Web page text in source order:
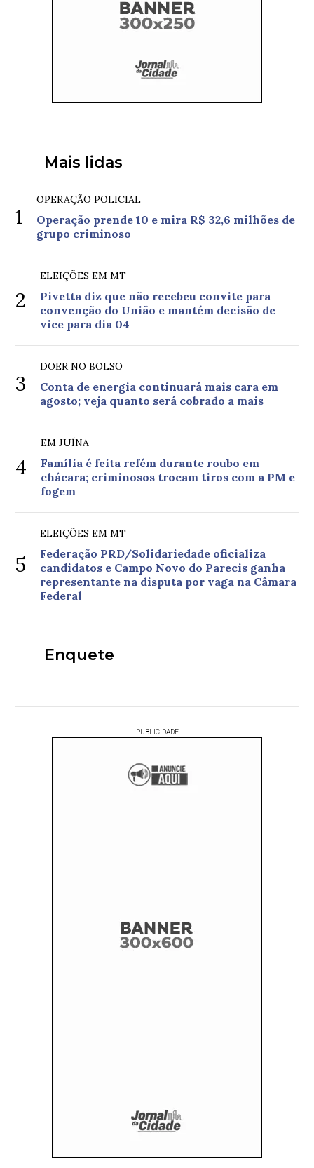
Mais lidas
1
OPERAÇÃO POLICIAL
Operação prende 10 e mira R$ 32,6 milhões de
grupo criminoso
2
ELEIÇÕES EM MT
Pivetta diz que não recebeu convite para
convenção do União e mantém decisão de
vice para dia 04
3
DOER NO BOLSO
Conta de energia continuará mais cara em
agosto; veja quanto será cobrado a mais
4
EM JUÍNA
Família é feita refém durante roubo em
chácara; criminosos trocam tiros com a PM e
fogem
5
ELEIÇÕES EM MT
Federação PRD/Solidariedade oficializa
candidatos e Campo Novo do Parecis ganha
representante na disputa por vaga na Câmara
Federal
Enquete
PUBLICIDADE